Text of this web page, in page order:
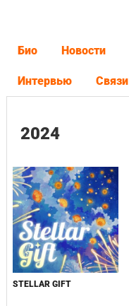
Био Новости
Интервью Связи
2024
STELLAR GIFT